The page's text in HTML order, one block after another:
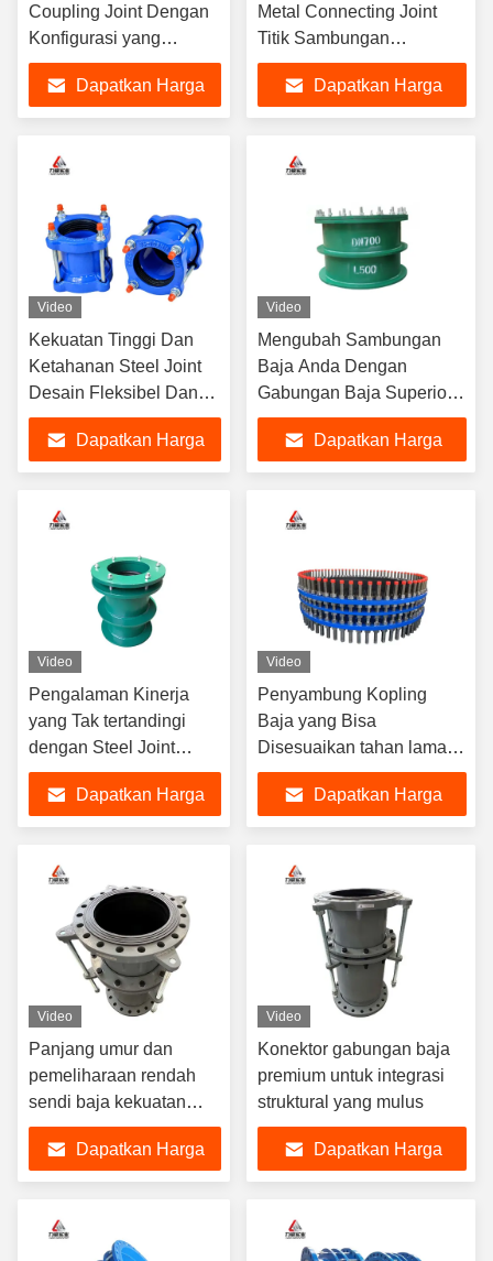
Coupling Joint Dengan
Konfigurasi yang
Berbeda
Dapatkan Harga
Metal Connecting Joint
Titik Sambungan
Kekuatan Tinggi Dan
KetahananDapatkan Harga
Video
Kekuatan Tinggi Dan
Ketahanan Steel Joint
Desain Fleksibel Dan
Konstruksi Dengan
Sambungan Flange
Dapatkan Harga
Video
Mengubah Sambungan
Baja Anda Dengan
Gabungan Baja Superior
Kami Untuk Kekuatan
MaksimalDapatkan Harga
Video
Pengalaman Kinerja
yang Tak tertandingi
dengan Steel Joint
untuk Sambungan
IndustriDapatkan Harga
Video
Penyambung Kopling
Baja yang Bisa
Disesuaikan tahan lama
dan perawatan rendah
Dapatkan Harga
Video
Panjang umur dan
pemeliharaan rendah
sendi baja kekuatan
tinggi dengan flange
yang lebih aman
Dapatkan Harga
Video
Konektor gabungan baja
premium untuk integrasi
struktural yang mulus
Dapatkan Harga